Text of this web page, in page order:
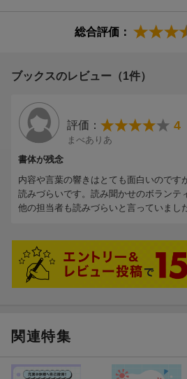
総合評価：
ブックスのレビュー（1件）
評価： 4
まべありあ
書体が残念
内容や言葉の響きはとても面白いのです
読みづらいです。読み聞かせのボランテ
他の担当者も読みづらいと言っていまし
関連特集